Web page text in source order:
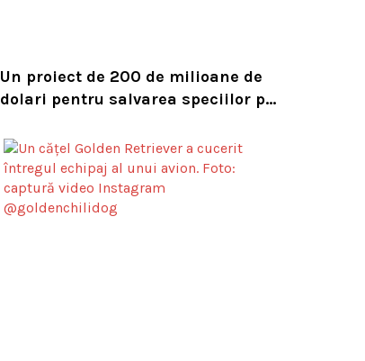
Un proiect de 200 de milioane de
dolari pentru salvarea speciilor pe
Leonardo DiCaprio și Jeff Bezos